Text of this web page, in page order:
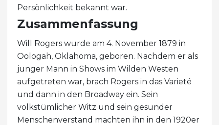
Persönlichkeit bekannt war.
Zusammenfassung
Will Rogers wurde am 4. November 1879 in
Oologah, Oklahoma, geboren. Nachdem er als
junger Mann in Shows im Wilden Westen
aufgetreten war, brach Rogers in das Varieté
und dann in den Broadway ein. Sein
volkstümlicher Witz und sein gesunder
Menschenverstand machten ihn in den 1920er